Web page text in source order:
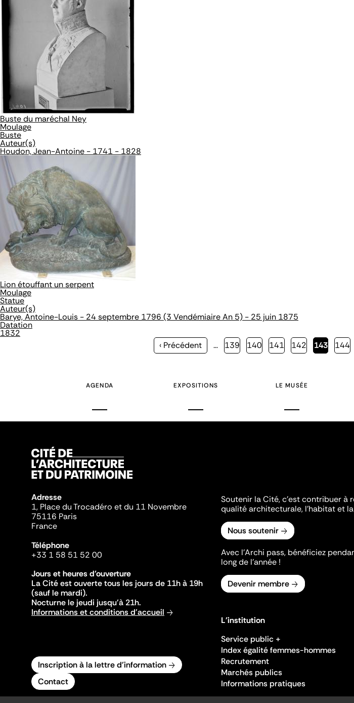
Buste du maréchal Ney
Moulage
Buste
Auteur(s)
Houdon, Jean-Antoine - 1741 - 1828
Lion étouffant un serpent
Moulage
Statue
Auteur(s)
Barye, Antoine-Louis - 24 septembre 1796 (3 Vendémiaire An 5) - 25 juin 1875
Datation
1832
Page
‹ Précédent … Page
139 Page
140 Page
141 Page
142
Page
143 Page
144
AGENDA EXPOSITIONS LE MUSÉE
Adresse
1, Place du Trocadéro et du 11 Novembre
75116 Paris
France
Téléphone
+33 1 58 51 52 00
Jours et heures d'ouverture
La Cité est ouverte tous les jours de 11h à 19h
(sauf le mardi).
Nocturne le jeudi jusqu'à 21h.
Informations et conditions d'accueil
Inscription à la lettre d'information
Contact
Soutenir la Cité, c'est contribuer à
qualité architecturale, l'habitat et
Nous soutenir
Avec l’Archi pass, bénéficiez
long de l’année !
Devenir membre
L'institution
Service public +
Index égalité femmes-hommes
Recrutement
Marchés publics
Informations pratiques